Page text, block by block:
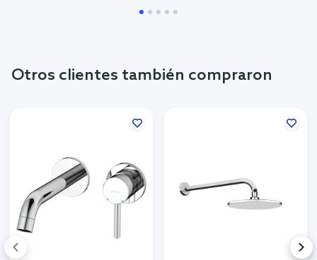
Otros clientes también compraron